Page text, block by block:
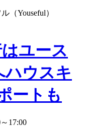
（Youseful）
17:00